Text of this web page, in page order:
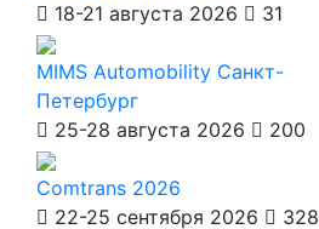
18-21 августа 2026
31
MIMS Automobility Санкт-
Петербург
25-28 августа 2026
200
Comtrans 2026
22-25 сентября 2026
328